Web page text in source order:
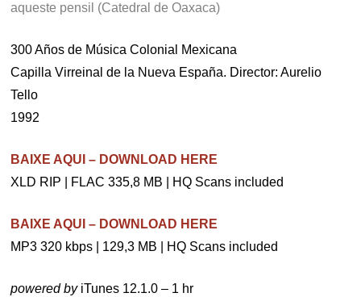
aqueste pensil (Catedral de Oaxaca)
300 Años de Música Colonial Mexicana
Capilla Virreinal de la Nueva España. Director: Aurelio
Tello
1992
BAIXE AQUI – DOWNLOAD HERE
XLD RIP | FLAC 335,8 MB | HQ Scans included
BAIXE AQUI – DOWNLOAD HERE
MP3 320 kbps | 129,3 MB | HQ Scans included
powered byiTunes 12.1.0 – 1 hr